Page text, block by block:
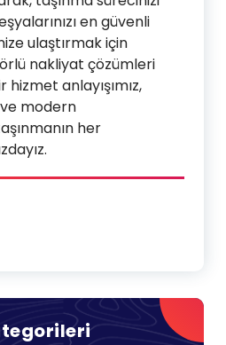
en güvenli
ulaştırmak için
nakliyat çözümleri
anlayışımız,
modern
her